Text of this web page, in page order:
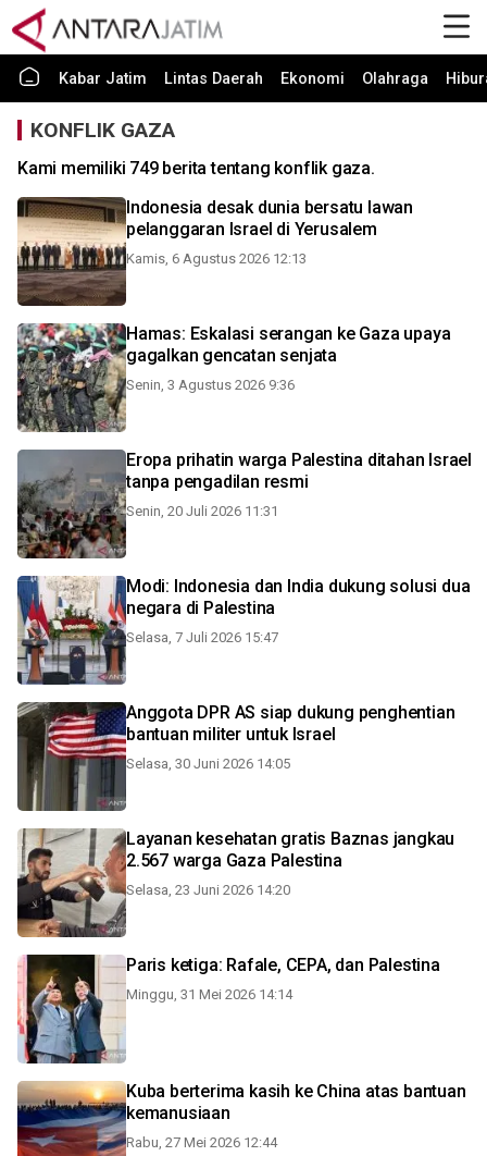
Kabar Jatim Lintas Daerah Ekonomi Olahraga
KONFLIK GAZA
Kami memiliki 749 berita tentang konflik gaza.
Indonesia desak dunia bersatu lawan
pelanggaran Israel di Yerusalem
Kamis, 6 Agustus 2026 12:13
Hamas: Eskalasi serangan ke Gaza upaya
gagalkan gencatan senjata
Senin, 3 Agustus 2026 9:36
Eropa prihatin warga Palestina ditahan Israel
tanpa pengadilan resmi
Senin, 20 Juli 2026 11:31
Modi: Indonesia dan India dukung solusi dua
negara di Palestina
Selasa, 7 Juli 2026 15:47
Anggota DPR AS siap dukung penghentian
bantuan militer untuk Israel
Selasa, 30 Juni 2026 14:05
Layanan kesehatan gratis Baznas jangkau
2.567 warga Gaza Palestina
Selasa, 23 Juni 2026 14:20
Paris ketiga: Rafale, CEPA, dan Palestina
Minggu, 31 Mei 2026 14:14
Kuba berterima kasih ke China atas bantuan
kemanusiaan
Rabu, 27 Mei 2026 12:44